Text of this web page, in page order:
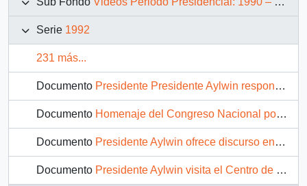
Serie 1992
231 más...
Documento Presidente Presidente Aylwin responde preguntas de la prensa miembros de la Asociación de Corresponsales Extranjeros: video
Documento Homenaje del Congreso Nacional por aniversario de la Universidad de Chile: video
Documento Presidente Aylwin ofrece discurso en el Centro de Perfeccionamiento, Experimentación e Investigaciones Pedagógicas - CPEIP: video
Documento Presidente Aylwin visita el Centro de Perfeccionamiento, Experimentación e Investigaciones Pedagógicas - CPEIP: video